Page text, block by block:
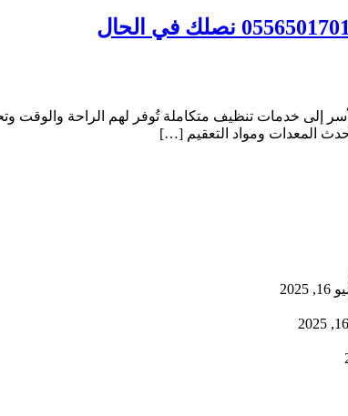
الأسر إلى خدمات تنظيف متكاملة تُوفر لهم الراحة
المعدات ومواد التعقيم […]
2025